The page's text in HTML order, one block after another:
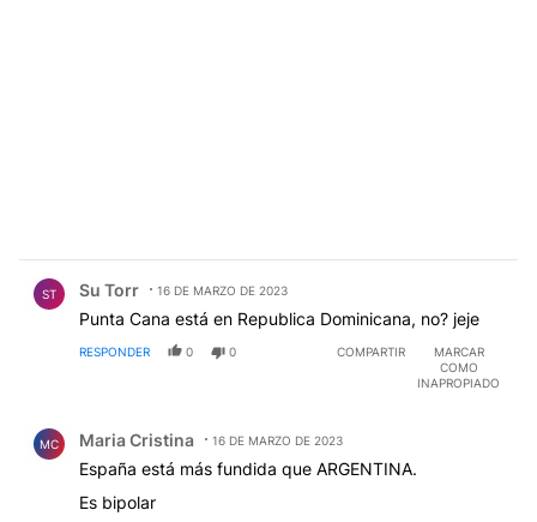
ST Su Torr 16 DE MARZO DE 2023
Punta Cana está en Republica Dominicana, no? jeje
RESPONDER 0 0 COMPARTIR
MARCAR
COMO
INAPROPIADO
MC Maria Cristina 16 DE MARZO DE 2023
España está más fundida que ARGENTINA.
Es bipolar